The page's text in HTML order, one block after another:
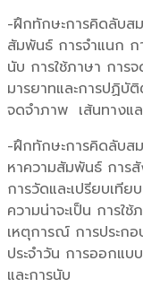
-ฝึกทักษะการคิดลับส
สัมพันธ์ การจำแนก ก
นับ การใช้ภาษา การ
มารยาทและการปฏิบั
จดจำภาพ เส้นทางแ
-ฝึกทักษะการคิดลับส
หาความสัมพันธ์ การสั
การวัดและเปรียบเที
ความน่าจะเป็น การใ
เหตุการณ์ การประก
ประจำวัน การออกแ
และการนับ